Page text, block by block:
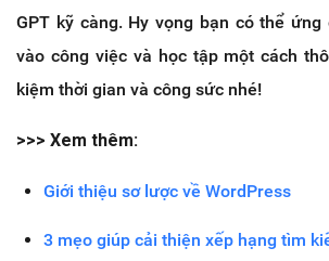
GPT kỹ càng. Hy vọng bạn có thể ứng
vào công việc và học tập một cách
kiệm thời gian và công sức nhé!
>>> Xem thêm:
Giới thiệu sơ lược về WordPress
3 mẹo giúp cải thiện xếp hạng tìm